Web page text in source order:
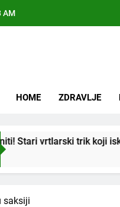
AM
HOME ZDRAVLJE
vrtlarski trik koji iskusni
saksiji